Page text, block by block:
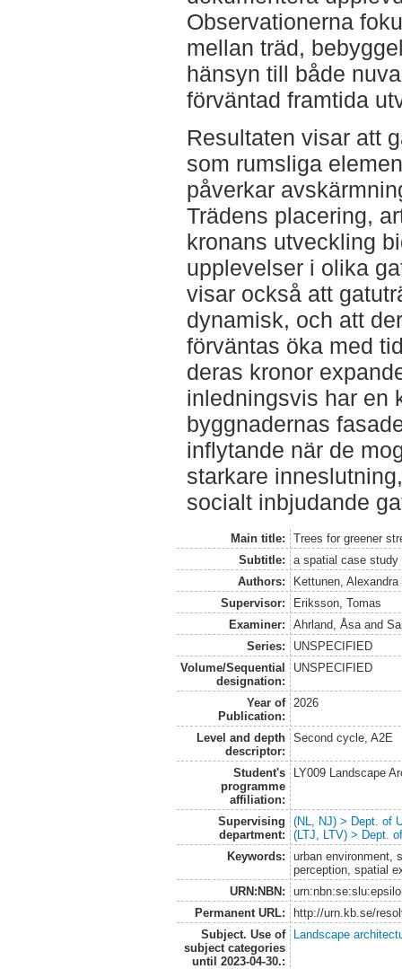
Observationerna
mellan träd,
hänsyn till både
förväntad framtida
Resultaten visar att
som rumsliga
påverkar
Trädens placering,
kronans utveckling
upplevelser i olika
visar också att
dynamisk, och att
förväntas öka med
deras kronor
inledningsvis har en
byggnadernas
inflytande när de
starkare
socialt inbjudande
Main title:
Trees for greener
Subtitle:
a spatial case study
Authors:
Kettunen, Alexandra
Supervisor:
Eriksson, Tomas
Examiner:
Ahrland, Åsa and
Series:
UNSPECIFIED
Volume/Sequential
designation:
UNSPECIFIED
Year of
Publication:
2026
Level and depth
descriptor:
Second cycle, A2E
Student's
programme
affiliation:
LY009 Landscape
Supervising
department:
(NL, NJ) > Dept. of
(LTJ, LTV) > Dept.
Keywords:
urban environment,
perception, spatial
URN:NBN:
Permanent URL:
http://urn.kb.se/
Subject. Use of
subject categories
until 2023-04-30.:
Landscape